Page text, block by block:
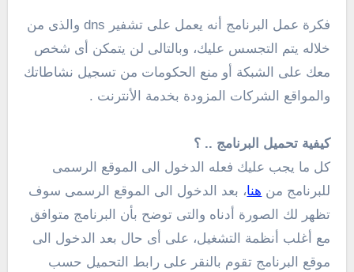
فكرة عمل البرنامج أنه يعمل على تشفير dns والذى من
خلاله يتم التجسس عليك، وبالتالى لن يتمكن أى شخص
معك على الشبكة أو منع الحكومات من تسجيل نشاطاتك
والمواقع الشركات المزودة بخدمة الأنترنت .
كيفية تحميل البرنامج .. ؟
كل ما يجب عليك فعله الدخول الى الموقع الرسمى
للبرنامج من هنا، بعد الدخول الى الموقع الرسمى سوف
تظهر لك الصورة أدناه والتى توضح بأن البرنامج متوافق
مع أغلب أنظمة التشغيل، على أى حال بعد الدخول الى
موقع البرنامج تقوم بالنقر على رابط التحميل حسب